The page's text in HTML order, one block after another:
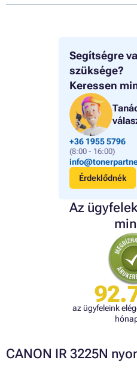
Segítségre
szüksége?
Keressen
+36 1955 5796
(8:00 - 16:00)
Érdeklődnék
Az
az ügyfeleink
CANON IR 3225N